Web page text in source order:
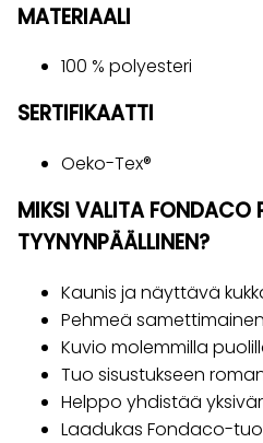
MATERIAALI
100 % polyesteri
SERTIFIKAATTI
Oeko-Tex®
MIKSI VALITA FONDACO
TYYNYNPÄÄLLINEN?
Kaunis ja näyttävä
Pehmeä
Kuvio molemmilla
Tuo sisustukseen
Helppo yhdistää
Laadukas Fondaco-